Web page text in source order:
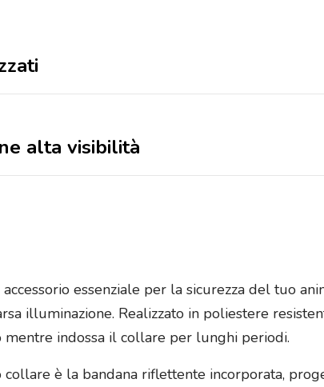
alta visibilità
essenziale per la sicurezza del tuo
illuminazione. Realizzato in poliestere
mentre indossa il collare per lunghi periodi.
è la bandana riflettente incorporata,